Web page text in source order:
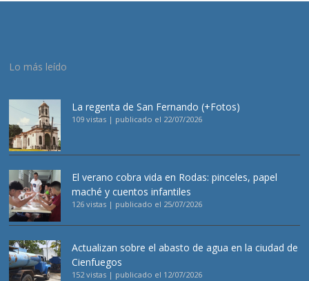
Lo más leído
La regenta de San Fernando (+Fotos)
109 vistas | publicado el 22/07/2026
El verano cobra vida en Rodas: pinceles, papel
maché y cuentos infantiles
126 vistas | publicado el 25/07/2026
Actualizan sobre el abasto de agua en la ciudad de
Cienfuegos
152 vistas | publicado el 12/07/2026